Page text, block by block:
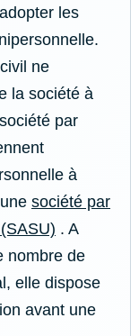
les
ne
la société à
par
à
société par
. A
nombre de
elle dispose
avant une